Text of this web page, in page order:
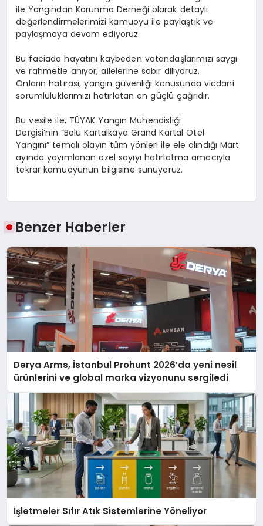
ile Yangından Korunma Derneği olarak detaylı
değerlendirmelerimizi kamuoyu ile paylaştık ve
paylaşmaya devam ediyoruz.
Bu faciada hayatını kaybeden vatandaşlarımızı saygı
ve rahmetle anıyor, ailelerine sabır diliyoruz.
Onların hatırası, yangın güvenliği konusunda vicdani
sorumluluklarımızı hatırlatan en güçlü çağrıdır.
Bu vesile ile, TÜYAK Yangın Mühendisliği
Dergisi’nin “Bolu Kartalkaya Grand Kartal Otel
Yangını” temalı olayın tüm yönleri ile ele alındığı Mart
ayında yayımlanan özel sayıyı hatırlatma amacıyla
tekrar kamuoyunun bilgisine sunuyoruz.
Benzer Haberler
Derya Arms, İstanbul Prohunt 2026’da yeni nesil
ürünlerini ve global marka vizyonunu sergiledi
İşletmeler Sıfır Atık Sistemlerine Yöneliyor